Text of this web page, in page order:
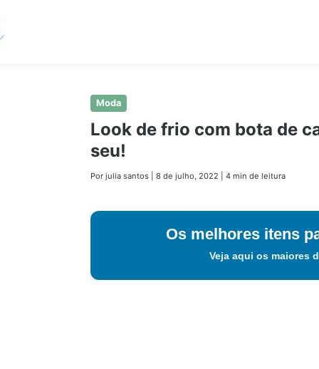
Moda
Look de frio com bota de
seu!
Por julia santos 8 de julho, 2022 4 min de leitura
Os melhores itens
Veja aqui os maiores